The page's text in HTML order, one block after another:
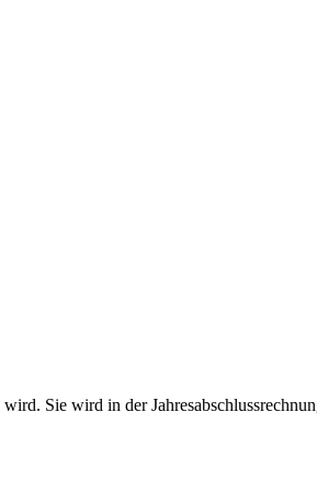
Sie wird in der